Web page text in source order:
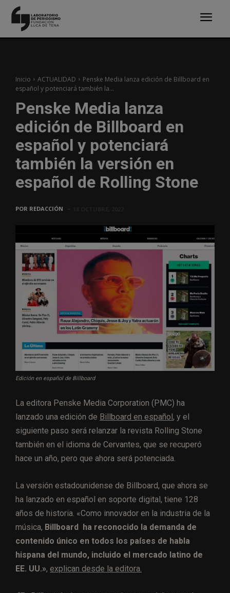
Inicio ACTUALIDAD
Penske Media lanza edición de Billboard en
español y potenciará también la...
Penske Media lanza
edición de Billboard en
español y potenciará
también la versión en
español de Rolling Stone
POR REDACCIÓN
Edición en español de Billboard
La editora Penske Media Corporation (PMC) ha
lanzado una edición de Billboard en español , y el
siguiente paso será relanzar la revista Rolling Stone
también en el idioma de Cervantes, que se recuperó
hace un año, pero que ahora será potenciada.
La versión estadounidense de Billboard, que ahora se
ha lanzado en español en soporte digital, tiene 128
años de historia. «Como innovador en la industria de la
música, Billboard
ha reconocido la demanda de
contenido único en todos los países de habla
hispana del mundo, incluido el mercado latino de
EE. UU.», explican desde la editora.